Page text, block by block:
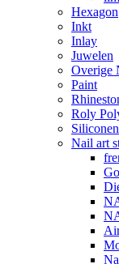
Hexagon
Inkt
Inlay
Juwelen
Overige
Paint
Roly
Siliconen
Nail art